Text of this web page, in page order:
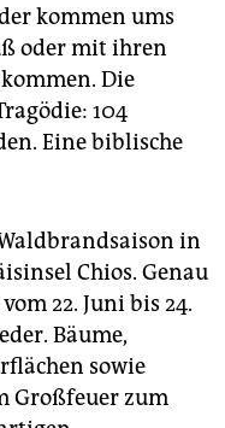
kommen ums
oder mit ihren
Die
104
Eine biblische
in
Chios. Genau
22. Juni bis 24.
Bäume,
sowie
Großfeuer zum